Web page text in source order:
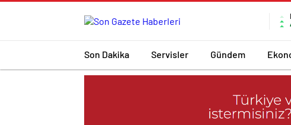
Son Dakika Servisler Gündem